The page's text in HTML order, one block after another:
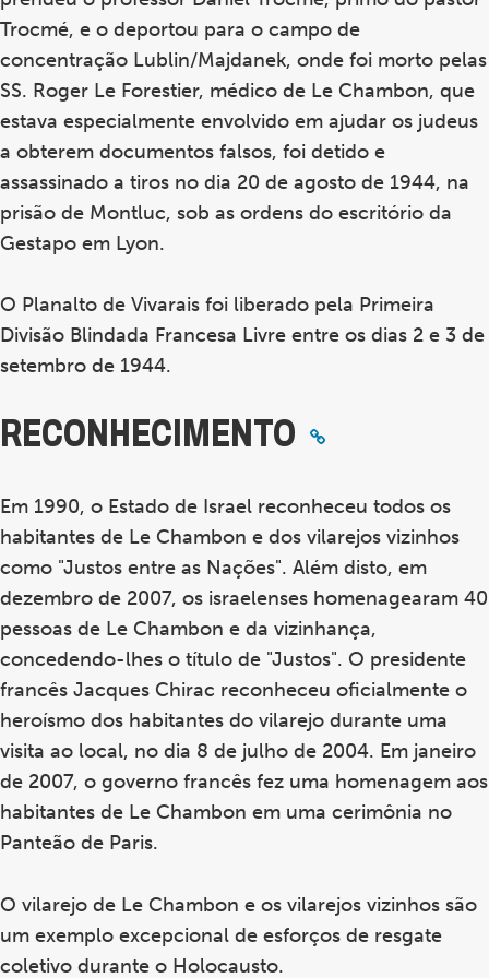
Trocmé, e o deportou para o campo de
concentração Lublin/Majdanek, onde foi morto pelas
SS. Roger Le Forestier, médico de Le Chambon, que
estava especialmente envolvido em ajudar os judeus
a obterem documentos falsos, foi detido e
assassinado a tiros no dia 20 de agosto de 1944, na
prisão de Montluc, sob as ordens do escritório da
Gestapo em Lyon.
O Planalto de Vivarais foi liberado pela Primeira
Divisão Blindada Francesa Livre entre os dias 2 e 3 de
setembro de 1944.
RECONHECIMENTO
Em 1990, o Estado de Israel reconheceu todos os
habitantes de Le Chambon e dos vilarejos vizinhos
como "Justos entre as Nações". Além disto, em
dezembro de 2007, os israelenses homenagearam 40
pessoas de Le Chambon e da vizinhança,
concedendo-lhes o título de "Justos". O presidente
francês Jacques Chirac reconheceu oficialmente o
heroísmo dos habitantes do vilarejo durante uma
visita ao local, no dia 8 de julho de 2004. Em janeiro
de 2007, o governo francês fez uma homenagem aos
habitantes de Le Chambon em uma cerimônia no
Panteão de Paris.
O vilarejo de Le Chambon e os vilarejos vizinhos são
um exemplo excepcional de esforços de resgate
coletivo durante o Holocausto.